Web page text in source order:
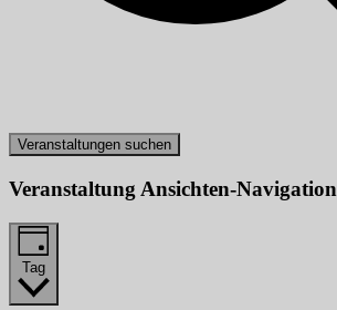
Veranstaltungen suchen
Veranstaltung Ansichten-Navigation
Tag